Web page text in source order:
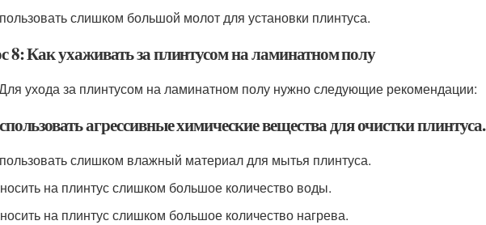
слишком большой молот для установки плинтуса.
8: Как ухаживать за плинтусом на ламинатном полу
ухода за плинтусом на ламинатном полу нужно следующие рекомендации:
агрессивные химические вещества для очистки плинтуса.
слишком влажный материал для мытья плинтуса.
на плинтус слишком большое количество воды.
на плинтус слишком большое количество нагрева.